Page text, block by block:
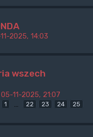
2025, 14:03
wszech
05-11-2025, 21:07
1 … 22 23 24 25